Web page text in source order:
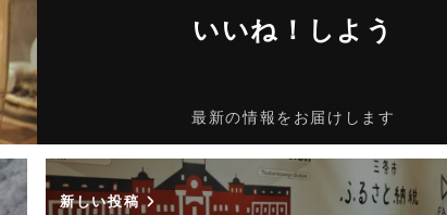
いいね！しよう
最新の情報をお届けします
新しい投稿